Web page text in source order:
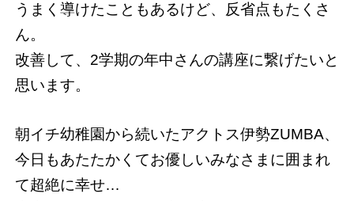
うまく導けたこともあるけど、反省点もたくさ
ん。
改善して、2学期の年中さんの講座に繋げたいと
思います。
朝イチ幼稚園から続いたアクトス伊勢ZUMBA、
今日もあたたかくてお優しいみなさまに囲まれ
て超絶に幸せ…